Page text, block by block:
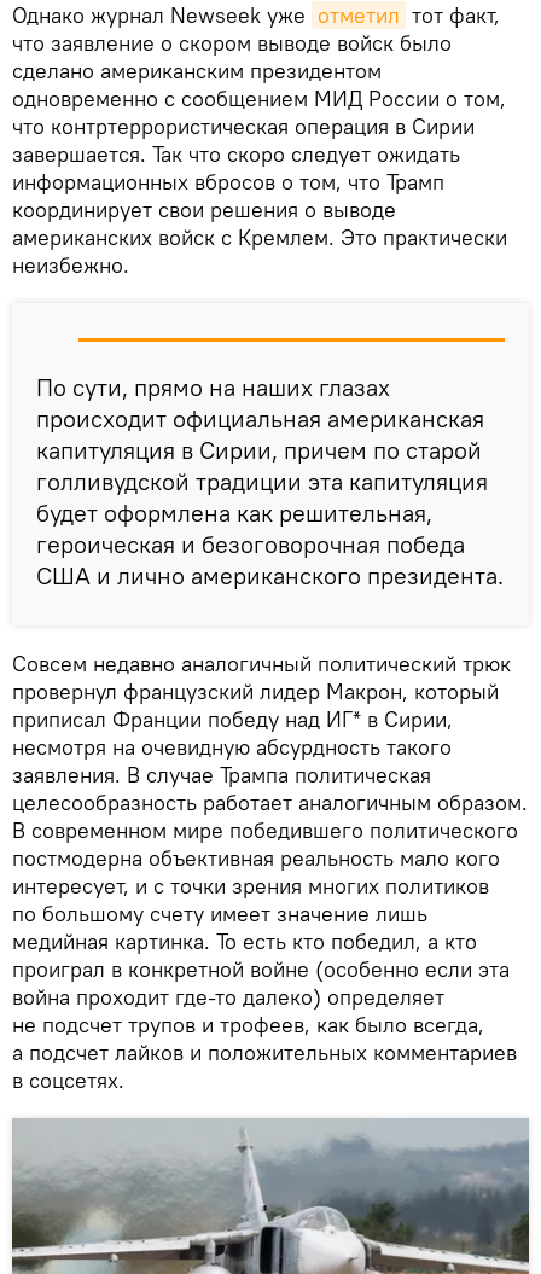
Однако журнал Newseek уже отметил тот факт,
что заявление о скором выводе войск было
сделано американским президентом
одновременно с сообщением МИД России о том,
что контртеррористическая операция в Сирии
завершается. Так что скоро следует ожидать
информационных вбросов о том, что Трамп
координирует свои решения о выводе
американских войск с Кремлем. Это практически
неизбежно.
По сути, прямо на наших глазах
происходит официальная американская
капитуляция в Сирии, причем по старой
голливудской традиции эта капитуляция
будет оформлена как решительная,
героическая и безоговорочная победа
США и лично американского президента.
Совсем недавно аналогичный политический трюк
провернул французский лидер Макрон, который
приписал Франции победу над ИГ* в Сирии,
несмотря на очевидную абсурдность такого
заявления. В случае Трампа политическая
целесообразность работает аналогичным образом.
В современном мире победившего политического
постмодерна объективная реальность мало кого
интересует, и с точки зрения многих политиков
по большому счету имеет значение лишь
медийная картинка. То есть кто победил, а кто
проиграл в конкретной войне (особенно если эта
война проходит где-то далеко) определяет
не подсчет трупов и трофеев, как было всегда,
а подсчет лайков и положительных комментариев
в соцсетях.